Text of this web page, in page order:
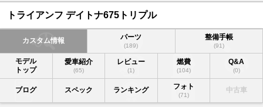
トライアンフ デイトナ675トリプル
カスタム情報 パーツ
(189)
整備手帳
(91)
モデル
トップ
愛車紹介
(65)
レビュー
(1)
燃費
(104)
Q&A
(0)
ブログ スペック ランキング フォト
(71)
中古車